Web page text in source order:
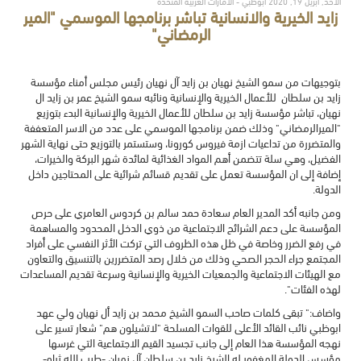
زايد الخيرية والانسانية تباشر برنامجها الموسمي "المير
الرمضاني"
بتوجيهات من سمو الشيخ نهيان بن زايد آل نهيان رئيس مجلس أمناء مؤسسة
زايد بن سلطان للأعمال الخيرية والإنسانية ونائبه سمو الشيخ عمر بن زايد ال
نهيان، تباشر مؤسسة زايد بن سلطان للأعمال الخيرية والإنسانية البدء بتوزيع
"الميرالرمضاني" وذلك ضمن برنامجها الموسمي على عدد من الاسر المتعففة
والمتضررة من تداعيات ازمة فيروس كورونا، وستستمر بالتوزيع حتى نهاية الشهر
الفضيل، وهي سلة تتضمن أهم المواد الغذائية لمائدة شهر البركة والخيرات،
إضافة إلى ان المؤسسة تعمل على تقديم قسائم شرائية على المحتاجين داخل
الدولة.
ومن جانبه أكد المدير العام سعادة حمد سالم بن كردوس العامري على حرص
المؤسسة على دعم الشرائح الاجتماعية من ذوي الدخل المحدود والمساهمة
في رفع الضرر وخاصة في ظل هذه الظروف التي تركت الأثر النفسي على أفراد
المجتمع جراء الحجر الصحي وذلك من خلال رصد المتضررين بالتنسيق والتعاون
مع الهيئات الاجتماعية والجمعيات الخيرية والإنسانية وسرعة تقديم المساعدات
لهذه الفئات".
واضاف:" تبقى كلمات صاحب السمو الشيخ محمد بن زايد أل نهيان ولي عهد
ابوظبي نائب القائد الأعلى للقوات المسلحة "لاتشيلون هم" شعار تسير على
نهجه المؤسسة هذا العام إلى جانب تجسيد القيم الاجتماعية التي غرسها